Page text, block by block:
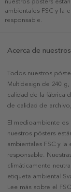
ambientales FSC y la
responsable.
Acerca de
Todos nuestros
Multidesign de 240
calidad de la fábrica
de calidad de
El medioambiente
nuestros pósters
ambientales FSC y
responsable.
climáticamente
etiqueta ambiental
Lee más sobre el